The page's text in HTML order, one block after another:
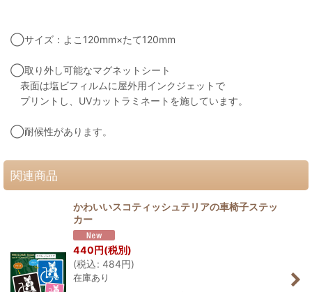
◯サイズ：よこ120mm×たて120mm
◯取り外し可能なマグネットシート
表面は塩ビフィルムに屋外用インクジェットで
プリントし、UVカットラミネートを施しています。
◯耐候性があります。
関連商品
かわいいスコティッシュテリアの車椅子ステッ
カー
440円(税別)
(税込: 484円)
在庫あり